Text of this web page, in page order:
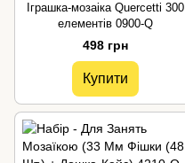
Іграшка-мозаіка Quercetti 300
елементів 0900-Q
498 грн
Купити